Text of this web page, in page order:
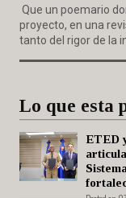
Que un poemario
proyecto, en una
tanto del rigor de la
Lo que esta
ETED